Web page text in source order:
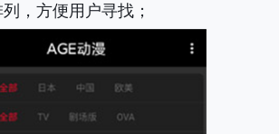
，方便用户寻找；